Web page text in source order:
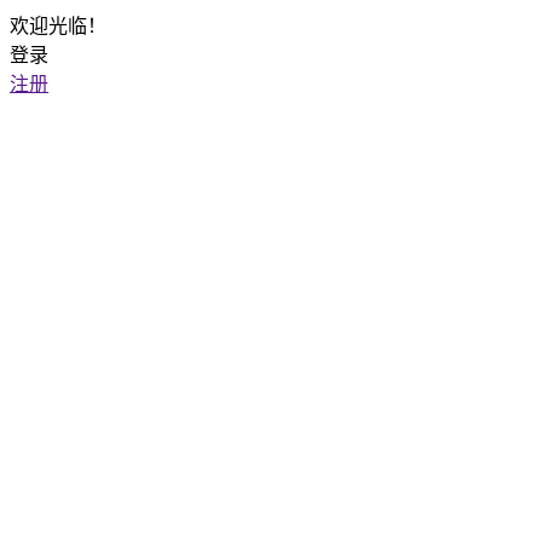
欢迎光临！
登录
注册